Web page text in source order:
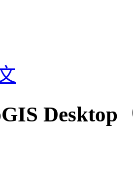
Desktop